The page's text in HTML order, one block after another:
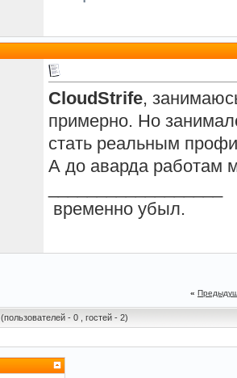
CloudStrife,
примерно. Но
стать реальным
А до аварда работам
временно убыл.
«
(пользователей - 0 , гостей - 2)